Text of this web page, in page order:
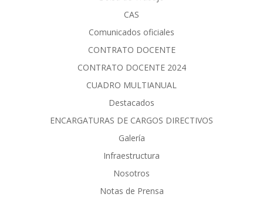
CAS
Comunicados oficiales
CONTRATO DOCENTE
CONTRATO DOCENTE 2024
CUADRO MULTIANUAL
Destacados
ENCARGATURAS DE CARGOS DIRECTIVOS
Galería
Infraestructura
Nosotros
Notas de Prensa